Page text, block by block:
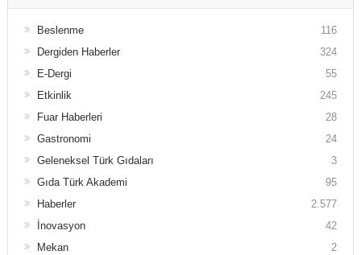
Beslenme
116
Dergiden Haberler
324
E-Dergi
55
Etkinlik
245
Fuar Haberleri
28
Gastronomi
24
Geleneksel Türk Gıdaları
3
Gıda Türk Akademi
95
Haberler
2.577
İnovasyon
42
Mekan
2